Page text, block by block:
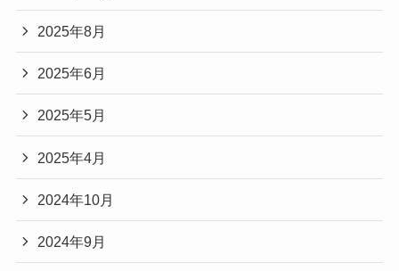
2025年8月
2025年6月
2025年5月
2025年4月
2024年10月
2024年9月